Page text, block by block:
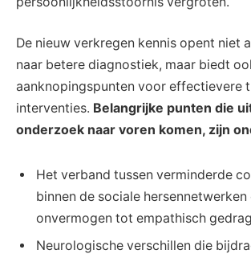
De nieuw verkregen kennis opent niet
naar betere diagnostiek, maar biedt
aanknopingspunten voor effectievere
interventies. Belangrijke punten die
onderzoek naar voren komen, zijn
Het verband tussen verminderde
binnen de sociale hersennetwerken
onvermogen tot empathisch
Neurologische verschillen die